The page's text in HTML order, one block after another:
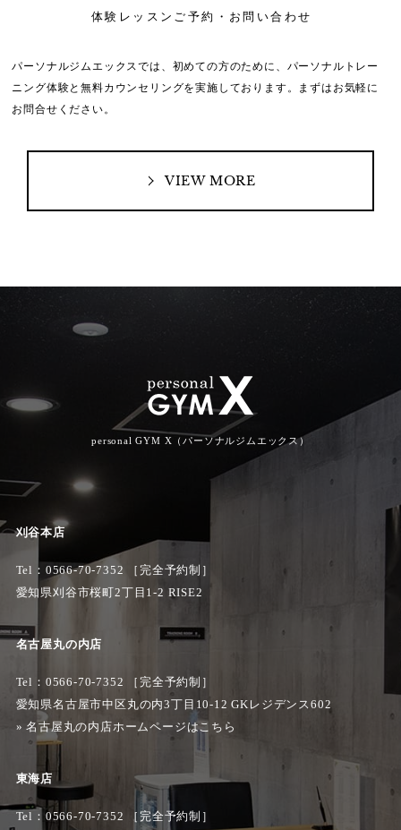
体験レッスンご予約・お問い合わせ
パーソナルジムエックスでは、初めての方のために、 パーソナルトレー
ニング体験と無料カウンセリングを実施しております。
まずはお気軽に
お問合せください。
VIEW MORE
personal GYM X（パーソナルジムエックス）
刈谷本店
Tel： 0566-70-7352
［完全予約制］
愛知県刈谷市桜町2丁目1-2 RISE2
名古屋丸の内店
Tel：0566-70-7352 ［完全予約制］
愛知県名古屋市中区丸の内3丁目10-12 GKレジデンス602
»名古屋丸の内店ホームページはこちら
東海店
Tel：0566-70-7352 ［完全予約制］